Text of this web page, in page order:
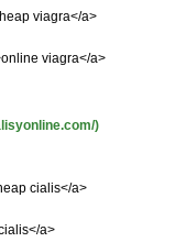
viagra</a>
viagra</a>
)
cialis</a>
a>